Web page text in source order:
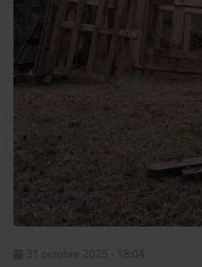
LES JEUX
JEUX CONCOURS
CONTACTEZ-NOUS
RÉGIE PUBLICTIAIRE